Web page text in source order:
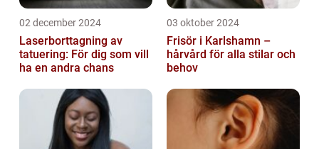
02 december 2024
Laserborttagning av
tatuering: För dig som vill
ha en andra chans
03 oktober 2024
Frisör i Karlshamn –
hårvård för alla stilar och
behov